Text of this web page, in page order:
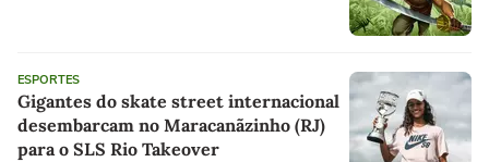
ESPORTES
Gigantes do skate street internacional
desembarcam no Maracanãzinho (RJ)
para o SLS Rio Takeover